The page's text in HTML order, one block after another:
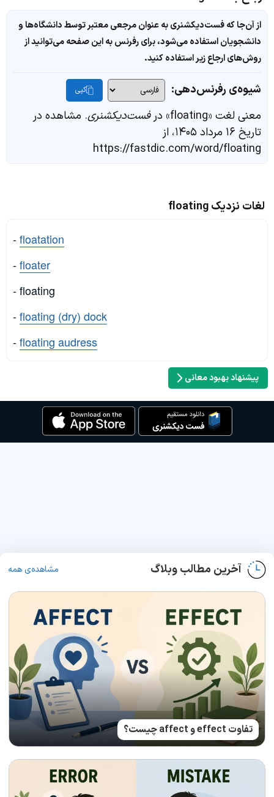
از آن‌جا که فست‌دیکشنری به عنوان مرجعی معتبر توسط دانشگاه‌ها و
دانشجویان استفاده می‌شود، برای رفرنس به این صفحه می‌توانید از
روش‌های ارجاع زیر استفاده کنید.
شیوه‌ی رفرنس‌دهی: کپی
معنی لغت «floating» در فست‌دیکشنری. مشاهده در
تاریخ ۱۶ مرداد ۱۴۰۵، از
https://fastdic.com/word/floating
لغات نزدیک floating
-floatation
-floater
- floating
-floating (dry) dock
-floating audress
پیشنهاد بهبود معانی
آخرین مطالب وبلاگ مشاهده‌ی همه
تفاوت effect و affect چیست؟